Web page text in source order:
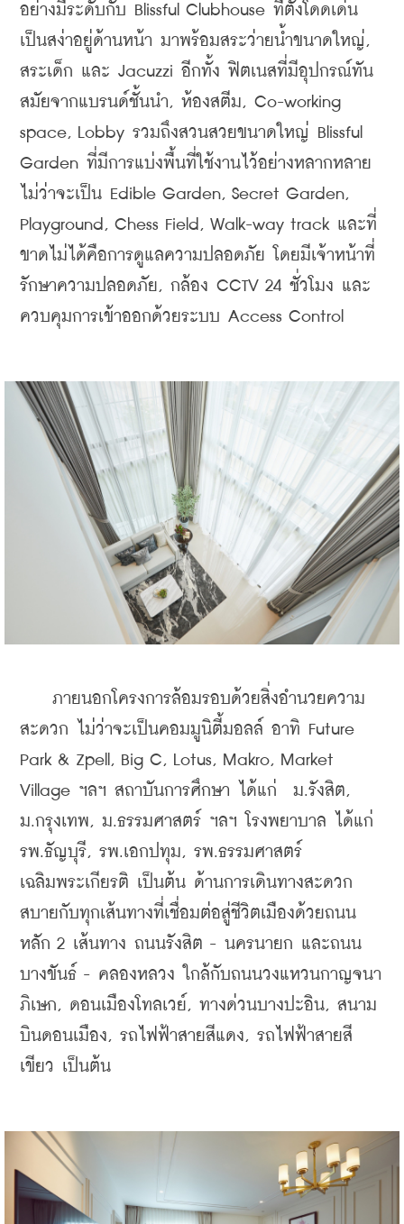
อย่างมีระดับกับ Blissful Clubhouse ที่ตั้งโดดเด่น
เป็นสง่าอยู่ด้านหน้า มาพร้อมสระว่ายน้ำขนาดใหญ่,
สระเด็ก และ Jacuzzi อีกทั้ง ฟิตเนสที่มีอุปกรณ์ทัน
สมัยจากแบรนด์ชั้นนำ, ห้องสตีม, Co-working
space, Lobby รวมถึงสวนสวยขนาดใหญ่ Blissful
Garden ที่มีการแบ่งพื้นที่ใช้งานไว้อย่างหลากหลาย
ไม่ว่าจะเป็น Edible Garden, Secret Garden,
Playground, Chess Field, Walk-way track และที่
ขาดไม่ได้คือการดูแลความปลอดภัย โดยมีเจ้าหน้าที่
รักษาความปลอดภัย, กล้อง CCTV 24 ชั่วโมง และ
ควบคุมการเข้าออกด้วยระบบ Access Control
ภายนอกโครงการล้อมรอบด้วยสิ่งอำนวยความ
สะดวก ไม่ว่าจะเป็นคอมมูนิตี้มอลล์ อาทิ Future
Park & Zpell, Big C, Lotus, Makro, Market
Village ฯลฯ สถาบันการศึกษา ได้แก่  ม.รังสิต,
ม.กรุงเทพ, ม.ธรรมศาสตร์ ฯลฯ โรงพยาบาล ได้แก่
รพ.ธัญบุรี, รพ.เอกปทุม, รพ.ธรรมศาสตร์
เฉลิมพระเกียรติ เป็นต้น ด้านการเดินทางสะดวก
สบายกับทุกเส้นทางที่เชื่อมต่อสู่ชีวิตเมืองด้วยถนน
หลัก 2 เส้นทาง ถนนรังสิต - นครนายก และถนน
บางขันธ์ - คลองหลวง ใกล้กับถนนวงแหวนกาญจนา
ภิเษก, ดอนเมืองโทลเวย์, ทางด่วนบางปะอิน, สนาม
บินดอนเมือง, รถไฟฟ้าสายสีแดง, รถไฟฟ้าสายสี
เขียว เป็นต้น